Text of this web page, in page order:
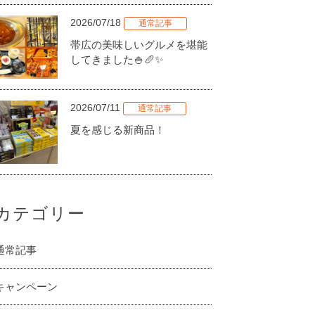
2026/07/18 通常記事
帯広の美味しいグルメを堪能
してきました🍚🥖✨
2026/07/11 通常記事
夏を感じる新商品！
テゴリー
常記事
ャンペーン